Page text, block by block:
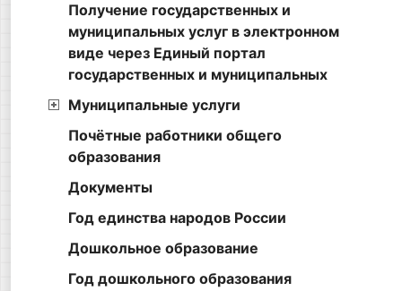
Получение государственных и
муниципальных услуг в электронном
виде через Единый портал
государственных и муниципальных
Муниципальные услуги
Почётные работники общего
образования
Документы
Год единства народов России
Дошкольное образование
Год дошкольного образования